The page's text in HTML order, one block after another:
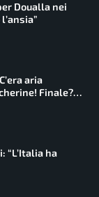
Doualla nei
aria
Finale?
“L’Italia ha